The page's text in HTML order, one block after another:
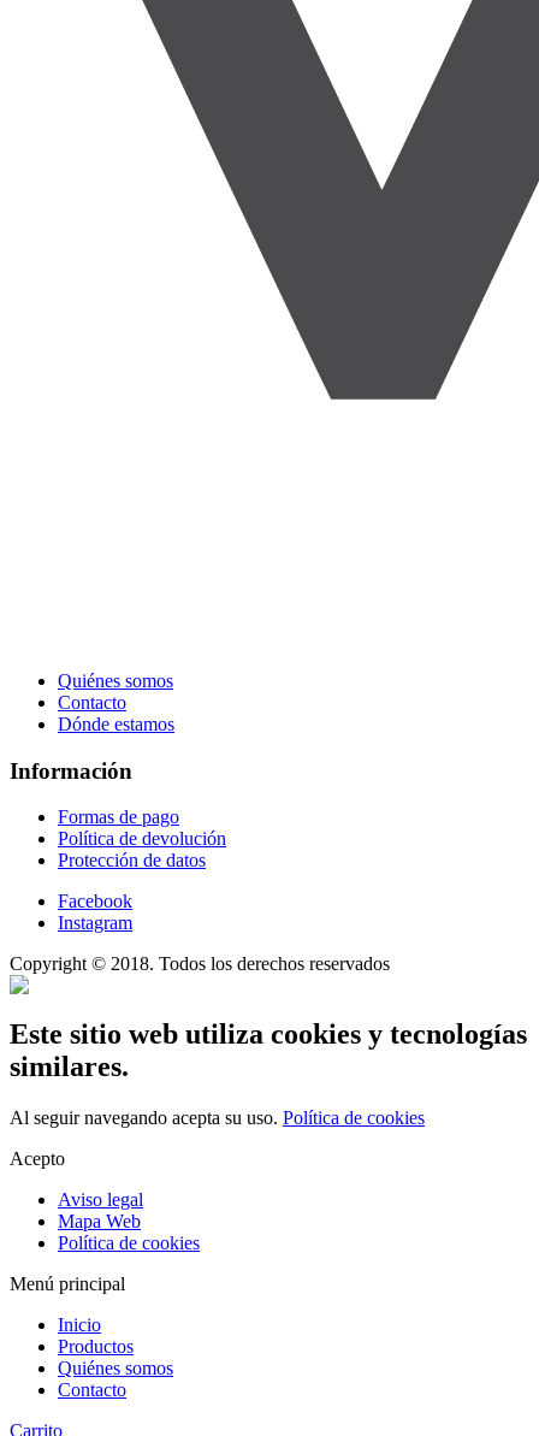
Quiénes somos
Contacto
Dónde estamos
Información
Formas de pago
Política de devolución
Protección de datos
Facebook
Instagram
Copyright © 2018. Todos los derechos reservados
Este sitio web utiliza cookies y tecnologías
similares.
Al seguir navegando acepta su uso. Política de cookies
Acepto
Aviso legal
Mapa Web
Política de cookies
Menú principal
Inicio
Productos
Quiénes somos
Contacto
Carrito